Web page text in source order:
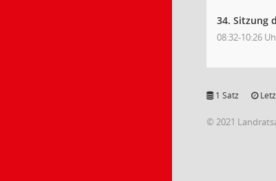
34. Sitzung
08:32-10:26
1 Satz
© 2021